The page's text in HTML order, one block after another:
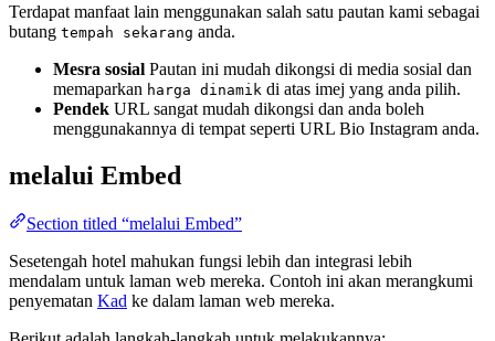
Terdapat manfaat lain menggunakan salah satu pautan kami sebagai
butang tempah sekarang anda.
Mesra sosial Pautan ini mudah dikongsi di media sosial dan
memaparkan harga dinamik di atas imej yang anda pilih.
Pendek URL sangat mudah dikongsi dan anda boleh
menggunakannya di tempat seperti URL Bio Instagram anda.
melalui Embed
Section titled “melalui Embed”
Sesetengah hotel mahukan fungsi lebih dan integrasi lebih
mendalam untuk laman web mereka. Contoh ini akan merangkumi
penyematan Kad ke dalam laman web mereka.